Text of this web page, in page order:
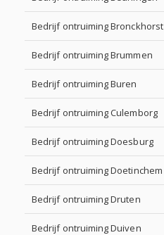
Bedrijf ontruiming Bronckhorst
Bedrijf ontruiming Brummen
Bedrijf ontruiming Buren
Bedrijf ontruiming Culemborg
Bedrijf ontruiming Doesburg
Bedrijf ontruiming Doetinchem
Bedrijf ontruiming Druten
Bedrijf ontruiming Duiven